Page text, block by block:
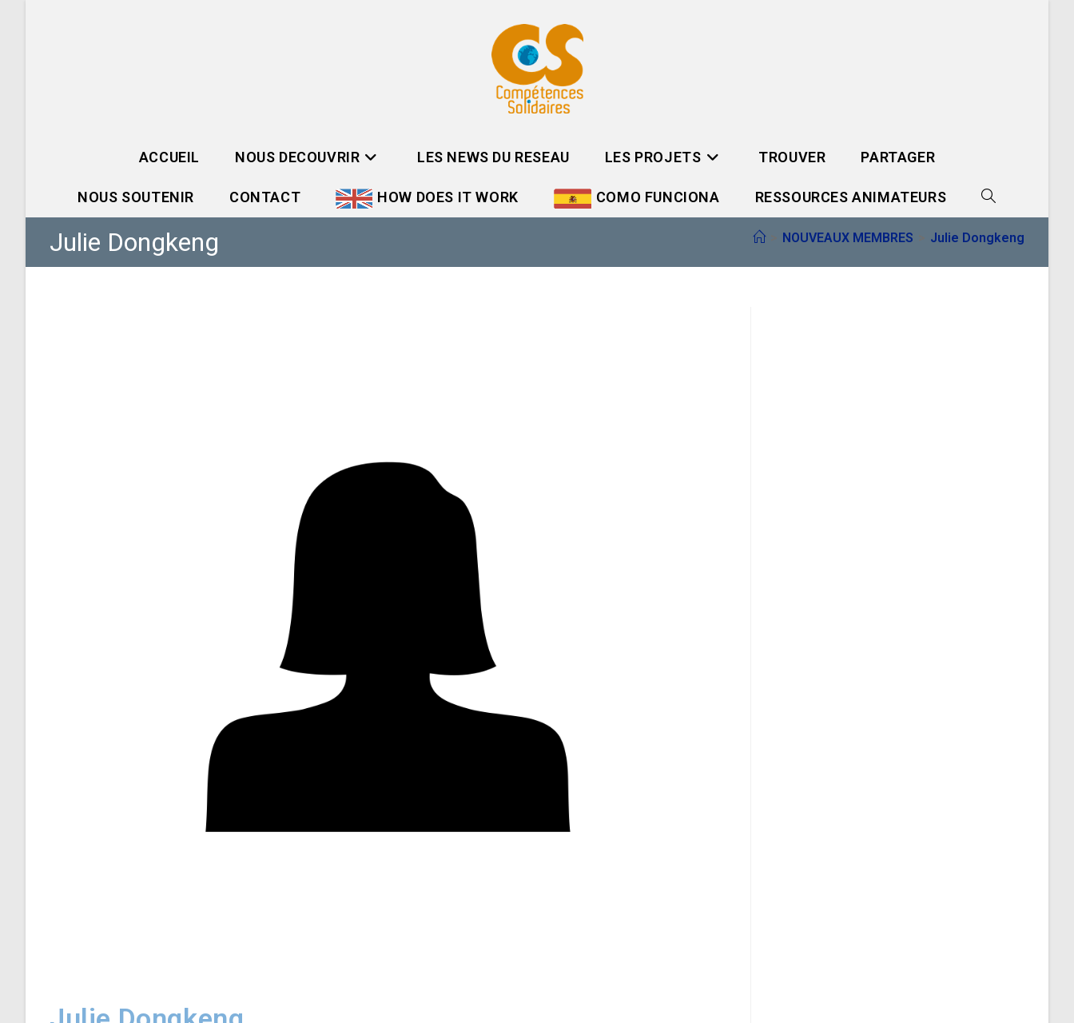
ACCUEIL NOUS DECOUVRIR LES NEWS DU RESEAU LES PROJETS TROUVER PARTAGER
NOUS SOUTENIR CONTACT HOW DOES IT WORK COMO FUNCIONA RESSOURCES ANIMATEURS TOGGLE
WEBSITE
Julie Dongkeng NOUVEAUX MEMBRES Julie Dongkeng